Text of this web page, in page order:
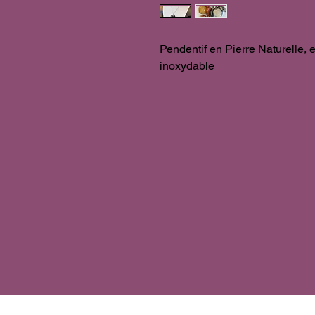
Pendentif en Pierre Naturelle,
inoxydable